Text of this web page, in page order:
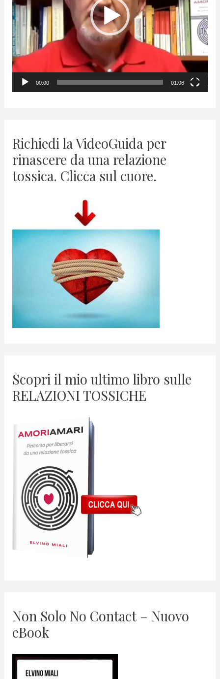
o
P
l
a
y
00:00 01:06
Richiedi la VideoGuida per
rinascere da una relazione
tossica. Clicca sul cuore.
Scopri il mio ultimo libro sulle
RELAZIONI TOSSICHE
Non Solo No Contact – Nuovo
eBook